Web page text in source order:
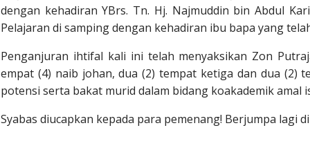
dengan kehadiran YBrs. Tn. Hj. Najmuddin bin Abdul
Pelajaran di samping dengan kehadiran ibu bapa yang
Penganjuran ihtifal kali ini telah menyaksikan Zon
empat (4) naib johan, dua (2) tempat ketiga dan dua (2)
potensi serta bakat murid dalam bidang koakademik amal
Syabas diucapkan kepada para pemenang! Berjumpa lagi